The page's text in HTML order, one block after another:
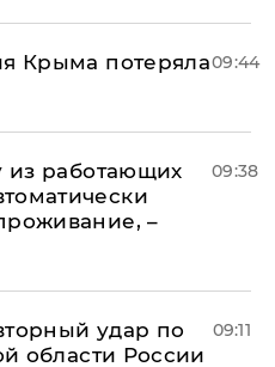
Крыма потеряла09:44
из работающих
–
09:38
удар по
области России
09:11